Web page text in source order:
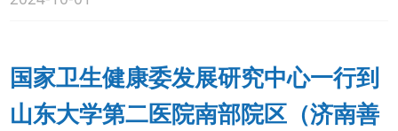
国家卫生健康委发展研究中心一行到
山东大学第二医院南部院区（济南善